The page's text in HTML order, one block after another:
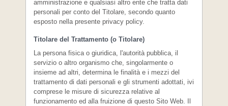
amministrazione e qualsiasi altro ente che tratta dati
personali per conto del Titolare, secondo quanto
esposto nella presente privacy policy.
Titolare del Trattamento (o Titolare)
La persona fisica o giuridica, l'autorità pubblica, il
servizio o altro organismo che, singolarmente o
insieme ad altri, determina le finalità e i mezzi del
trattamento di dati personali e gli strumenti adottati, ivi
comprese le misure di sicurezza relative al
funzionamento ed alla fruizione di questo Sito Web. Il